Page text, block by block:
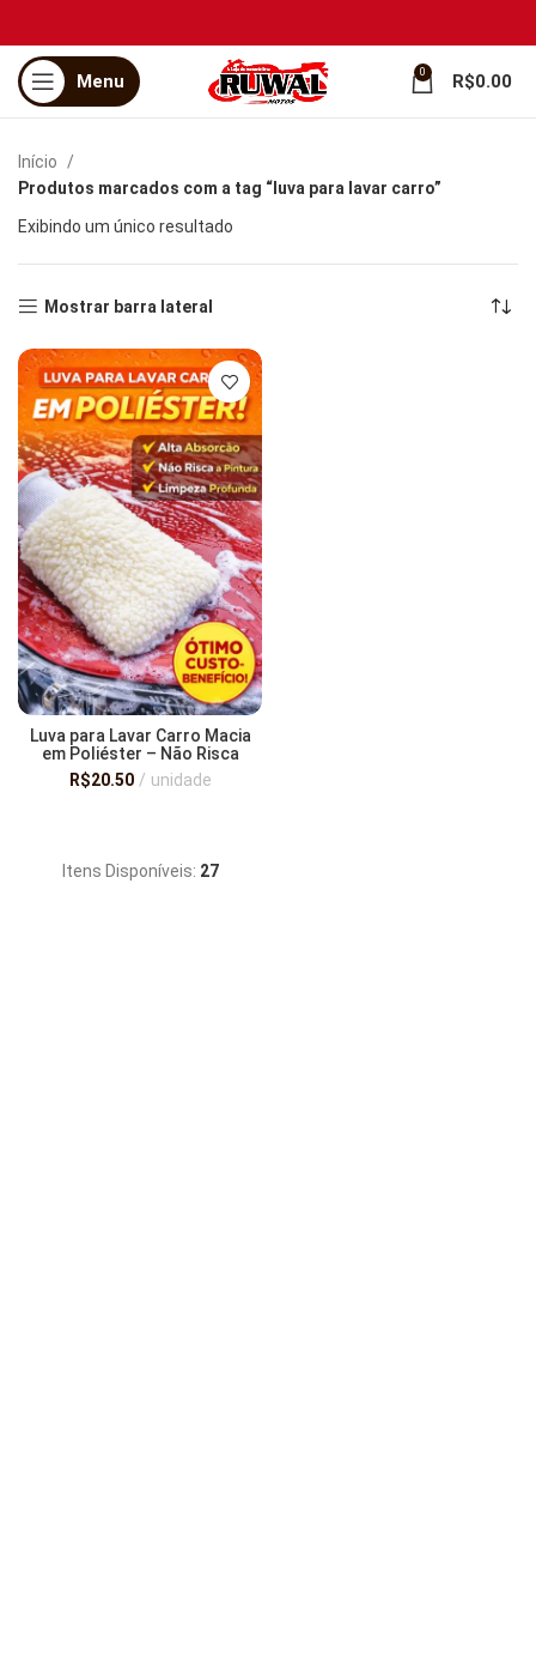
Menu 0 R$0.00
Início
Produtos marcados com a tag “luva para lavar carro”
Exibindo um único resultado
Mostrar barra lateral
Luva para Lavar Carro Macia
em Poliéster – Não Risca
Pintura, Alta Absorção e
Reutilizável
R$20.50 unidade
Itens Disponíveis: 27